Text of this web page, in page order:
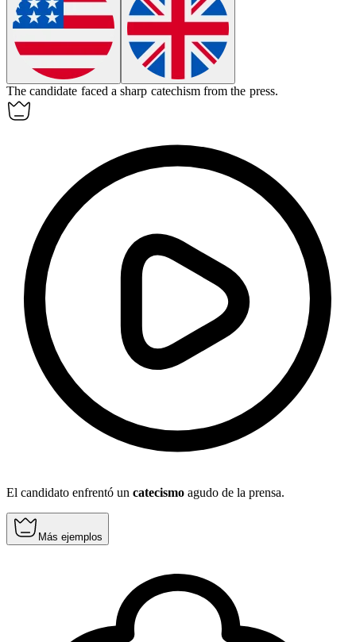
The candidate faced a sharp catechism from the press.
El candidato enfrentó un catecismo agudo de la prensa.
Más ejemplos